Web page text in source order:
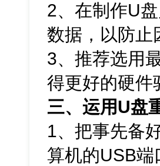
2、在制作U
数据，以防止
3、推荐选用
得更好的硬件
三、运用U盘
1、把事先备
算机的USB端